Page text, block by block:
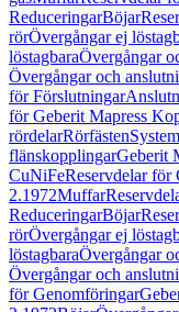
ReduceringarBöjar
rörÖvergångar ej
löstagbaraÖvergångar
Övergångar och
för Förslutningar
för Geberit Mapress
rördelarRörfästen
flänskopplingarGeberit
CuNiFeReservdelar för
2.1972Muffar
ReduceringarBöjar
rörÖvergångar ej
löstagbaraÖvergångar
Övergångar och
för Genomföringar